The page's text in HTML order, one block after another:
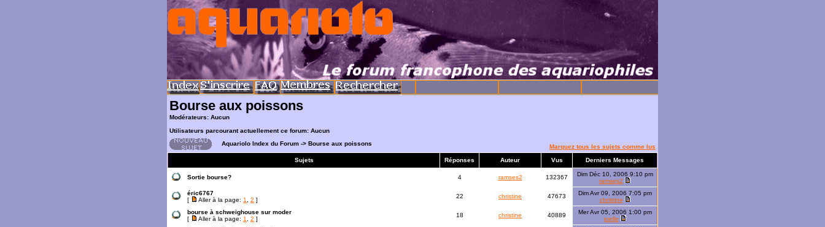
Bourse aux poissons
Modérateurs: Aucun
Utilisateurs parcourant actuellement ce forum: Aucun
Aquariolo Index du Forum -> Bourse aux poissons
Marquez tous les sujets comme lus
Sujets
Réponses Auteur Vus Derniers Messages
Sortie bourse? 4 ramses2 132367
Dim Déc 10, 2006 9:10 pm
ramses2
éric6767
[
Aller à la page: 1 2 ]
22 christine 47673
Dim Avr 09, 2006 7:05 pm
christine
bourse à schweighouse sur moder
[
Aller à la page: 1 2 ]
18 christine 40889
Mer Avr 05, 2006 1:00 pm
joelle